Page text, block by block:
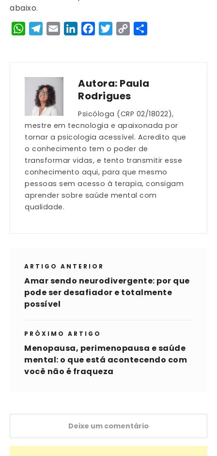
abaixo.
WhatsApp
Telegram
Email LinkedInFacebookTwitter
Copy
Autora: Paula
Rodrigues
Psicóloga (CRP 02/18022),
mestre em tecnologia e apaixonada por
tornar a psicologia acessível. Acredito que
o conhecimento tem o poder de
transformar vidas, e tento transmitir esse
conhecimento aqui, para que mesmo
pessoas sem acesso à terapia, consigam
aprender sobre saúde mental com
qualidade.
ARTIGO ANTERIOR
Amar sendo neurodivergente: por que
pode ser desafiador e totalmente
possível
PRÓXIMO ARTIGO
Menopausa, perimenopausa e saúde
mental: o que está acontecendo com
você não é fraqueza
Deixe um comentário